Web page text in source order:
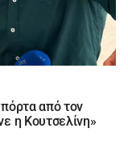
από τον
η Κουτσελίνη»